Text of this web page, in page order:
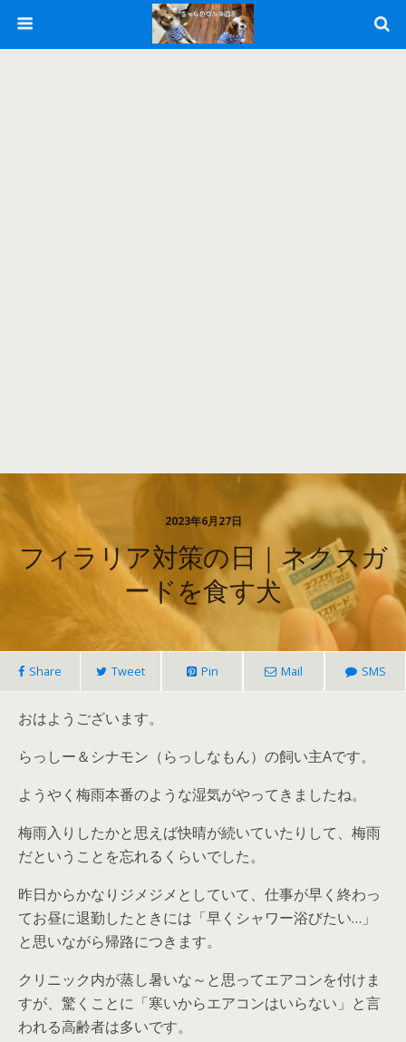
2023年6月27日
フィラリア対策の日｜ネクスガ
ードを食す犬
Share Tweet Pin Mail SMS
おはようございます。
らっしー＆シナモン（らっしなもん）の飼い主Aです。
ようやく梅雨本番のような湿気がやってきましたね。
梅雨入りしたかと思えば快晴が続いていたりして、梅雨
だということを忘れるくらいでした。
昨日からかなりジメジメとしていて、仕事が早く終わっ
てお昼に退勤したときには「早くシャワー浴びたい…」
と思いながら帰路につきます。
クリニック内が蒸し暑いな～と思ってエアコンを付けま
すが、驚くことに「寒いからエアコンはいらない」と言
われる高齢者は多いです。